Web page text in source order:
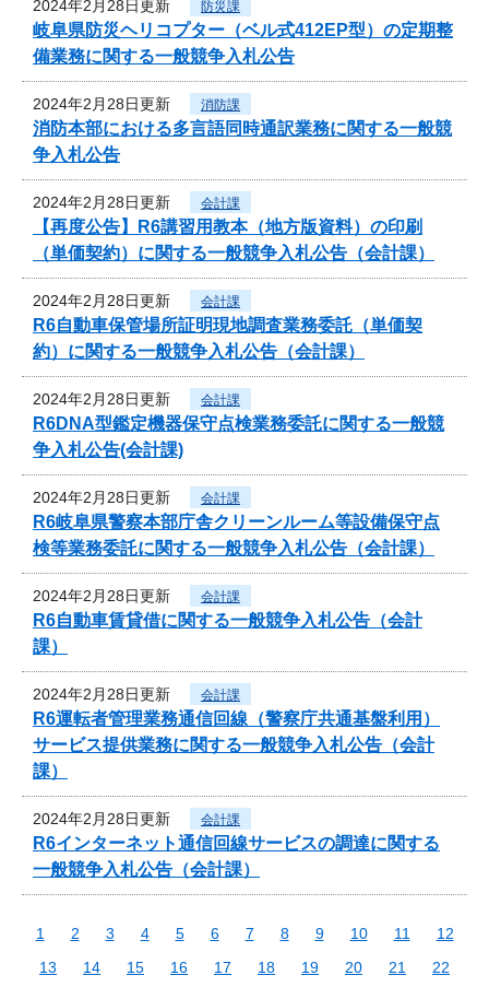
2024年2月28日更新 防災課
岐阜県防災ヘリコプター（ベル式412EP型）の定期整
備業務に関する一般競争入札公告
2024年2月28日更新 消防課
消防本部における多言語同時通訳業務に関する一般競
争入札公告
2024年2月28日更新 会計課
【再度公告】R6講習用教本（地方版資料）の印刷
（単価契約）に関する一般競争入札公告（会計課）
2024年2月28日更新 会計課
R6自動車保管場所証明現地調査業務委託（単価契
約）に関する一般競争入札公告（会計課）
2024年2月28日更新 会計課
R6DNA型鑑定機器保守点検業務委託に関する一般競
争入札公告(会計課)
2024年2月28日更新 会計課
R6岐阜県警察本部庁舎クリーンルーム等設備保守点
検等業務委託に関する一般競争入札公告（会計課）
2024年2月28日更新 会計課
R6自動車賃貸借に関する一般競争入札公告（会計
課）
2024年2月28日更新 会計課
R6運転者管理業務通信回線（警察庁共通基盤利用）
サービス提供業務に関する一般競争入札公告（会計
課）
2024年2月28日更新 会計課
R6インターネット通信回線サービスの調達に関する
一般競争入札公告（会計課）
1 2 3 4 5 6 7 8 9 10 11
12
13
14 15 16 17 18 19 20 21
22